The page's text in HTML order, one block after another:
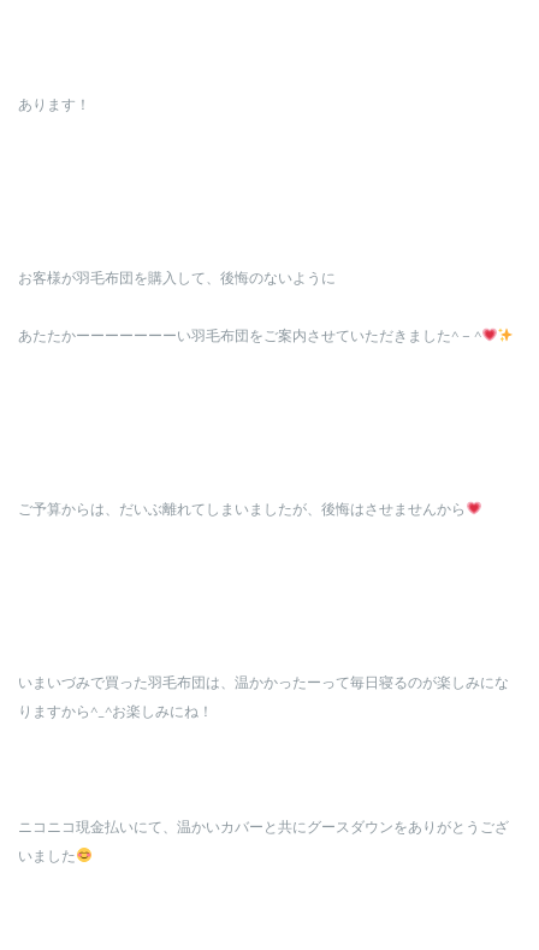
あります！
お客様が羽毛布団を購入して、後悔のないように
あたたかーーーーーーーい羽毛布団をご案内させていただきました^ – ^
ご予算からは、だいぶ離れてしまいましたが、後悔はさせませんから
いまいづみで買った羽毛布団は、温かかったーって毎日寝るのが楽しみにな
りますから^_^お楽しみにね！
ニコニコ現金払いにて、温かいカバーと共にグースダウンをありがとうござ
いました